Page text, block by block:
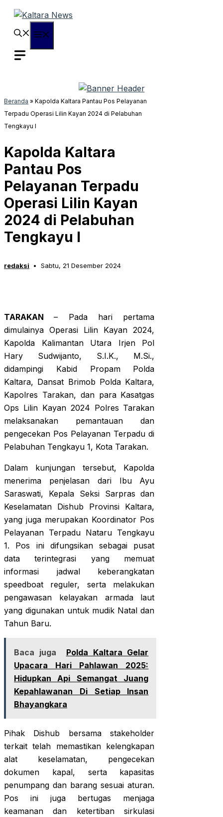
Langsung
Beranda » Kapolda Kaltara Pantau Pos Pelayanan
Terpadu Operasi Lilin Kayan 2024 di Pelabuhan
Tengkayu I
Kapolda Kaltara
Pantau Pos
Pelayanan Terpadu
Operasi Lilin Kayan
2024 di Pelabuhan
Tengkayu I
redaksi Sabtu, 21 Desember 2024
TARAKAN– Pada hari pertama
dimulainya Operasi Lilin Kayan 2024,
Kapolda Kalimantan Utara Irjen Pol
Hary Sudwijanto, S.I.K., M.Si.,
didampingi Kabid Propam Polda
Kaltara, Dansat Brimob Polda Kaltara,
Kapolres Tarakan, dan para Kasatgas
Ops Lilin Kayan 2024 Polres Tarakan
melaksanakan pemantauan dan
pengecekan Pos Pelayanan Terpadu di
Pelabuhan Tengkayu 1, Kota Tarakan.
Dalam kunjungan tersebut, Kapolda
menerima penjelasan dari Ibu Ayu
Saraswati, Kepala Seksi Sarpras dan
Keselamatan Dishub Provinsi Kaltara,
yang juga merupakan Koordinator Pos
Pelayanan Terpadu Nataru Tengkayu
1. Pos ini difungsikan sebagai pusat
data terintegrasi yang memuat
informasi jadwal keberangkatan
speedboat reguler, serta melakukan
pengawasan kelayakan armada laut
yang digunakan untuk mudik Natal dan
Tahun Baru.
Baca juga
Polda Kaltara Gelar
Upacara Hari Pahlawan 2025:
Hidupkan Api Semangat Juang
Kepahlawanan Di Setiap Insan
Bhayangkara
Pihak Dishub bersama stakeholder
terkait telah memastikan kelengkapan
alat keselamatan, pengecekan
dokumen kapal, serta kapasitas
penumpang dan barang sesuai aturan.
Pos ini juga bertugas menjaga
keamanan dan ketertiban sirkulasi